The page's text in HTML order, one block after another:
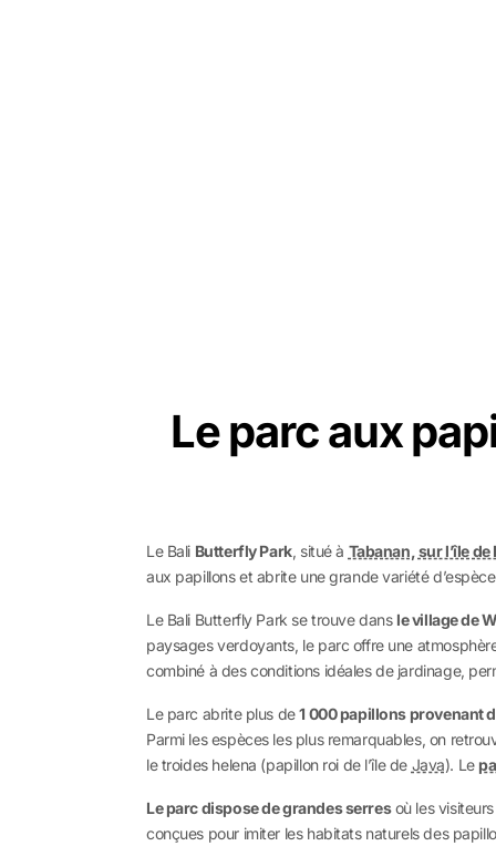
Le parc aux
Le Bali Butterfly Park, situé à Tabanan, sur l’île de
aux papillons et abrite une grande variété
Le Bali Butterfly Park se trouve dans le village de
paysages verdoyants, le parc offre une
combiné à des conditions idéales de jardinage,
Le parc abrite plus de1 000 papillons provenant
Parmi les espèces les plus remarquables, on
le troides helena (papillon roi de l’île de Java). Le
Le parc dispose de grandes serresoù les
conçues pour imiter les habitats naturels des